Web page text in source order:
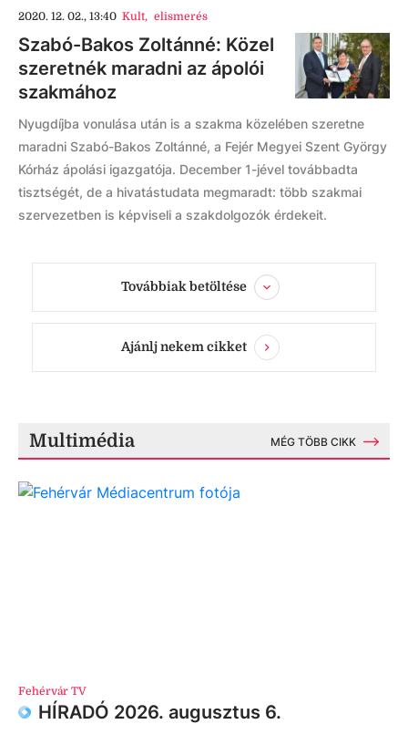
2020. 12. 02., 13:40 Kult, elismerés
Szabó-Bakos Zoltánné: Közel
szeretnék maradni az ápolói
szakmához
Nyugdíjba vonulása után is a szakma közelében szeretne
maradni Szabó-Bakos Zoltánné, a Fejér Megyei Szent György
Kórház ápolási igazgatója. December 1-jével továbbadta
tisztségét, de a hivatástudata megmaradt: több szakmai
szervezetben is képviseli a szakdolgozók érdekeit.
Továbbiak betöltése
Ajánlj nekem cikket
Multimédia MÉG TÖBB CIKK
Fehérvár TV
HÍRADÓ 2026. augusztus 6.